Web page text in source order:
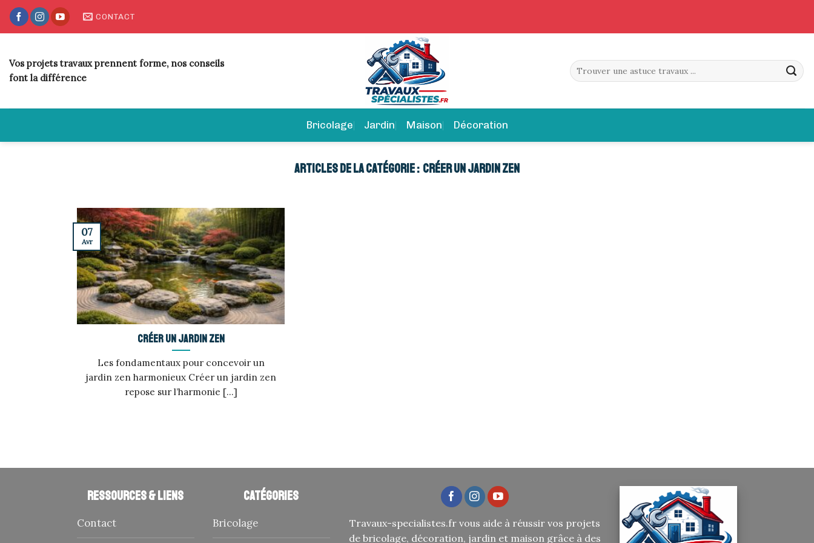
Skip
CONTACT
Vos projets travaux prennent forme, nos conseils
font la différence
Bricolage Jardin Maison Décoration
CRÉER UN JARDIN ZEN
Créer un jardin zen
Les fondamentaux pour concevoir un
jardin zen harmonieux Créer un jardin zen
repose sur l’harmonie [...]
07
Avr
Ressources & liens
Contact
Catégories
Bricolage
Travaux-specialistes.fr vous aide à réussir vos projets
de bricolage, décoration, jardin et maison grâce à des